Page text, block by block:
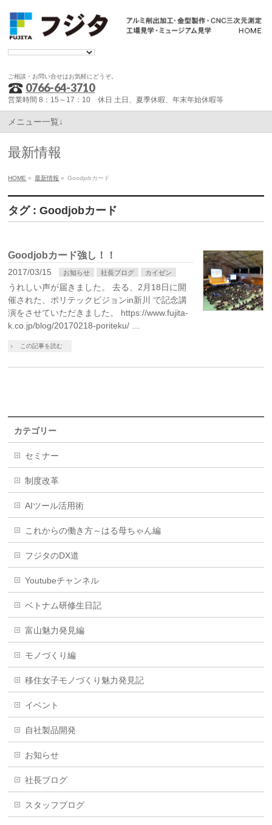
ご相談・お問い合せはお気軽にどうぞ。
0766-64-3710
営業時間 8：15～17：10 休日 土日、夏季休暇、年末年始休暇等
メニュー一覧↓
最新情報
HOME » 最新情報 » Goodjobカード
タグ : Goodjobカード
Goodjobカード強し！！
2017/03/15 お知らせ 社長ブログ カイゼン
うれしい声が届きました。 去る、2月18日に開
催された、ポリテックビジョンin新川 で記念講
演をさせていただきました。 https://www.fujita-
k.co.jp/blog/20170218-poriteku/ …
この記事を読む
カテゴリー
セミナー
制度改革
AIツール活用術
これからの働き方～はる母ちゃん編
フジタのDX道
Youtubeチャンネル
ベトナム研修生日記
富山魅力発見編
モノづくり編
移住女子モノづくり魅力発見記
イベント
自社製品開発
お知らせ
社長ブログ
スタッフブログ